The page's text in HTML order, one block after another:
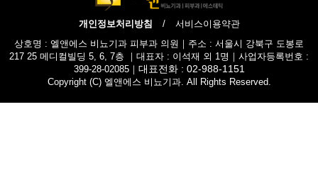
개인정보처리방침 /
서비스이용약관
상호명 : 엘앤에스 비뇨기과 피부과 의원｜주소 : 서울시 강북구 도봉로
217 25 메디컬빌딩 5, 6, 7층 ｜대표자 : 이석재 외 1명｜사업자등록번호 :
399-28-02085｜ 대표전화 : 02-988-1151
Copyright (C) 엘앤에스 비뇨기과. All Rights Reserved.